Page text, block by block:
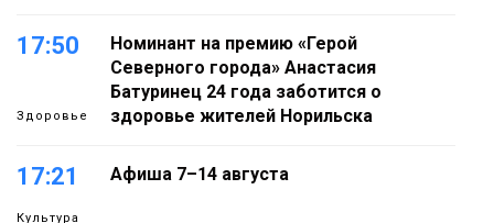
17:50
Здоровье
Номинант на премию «Герой
Северного города» Анастасия
Батуринец 24 года заботится о
здоровье жителей Норильска
17:21
Культура
Афиша 7–14 августа